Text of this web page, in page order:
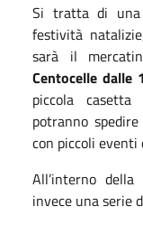
Si tratta di una
festività
sarà il
Centocelle dalle
piccola
potranno
con piccoli
All’interno
invece una serie